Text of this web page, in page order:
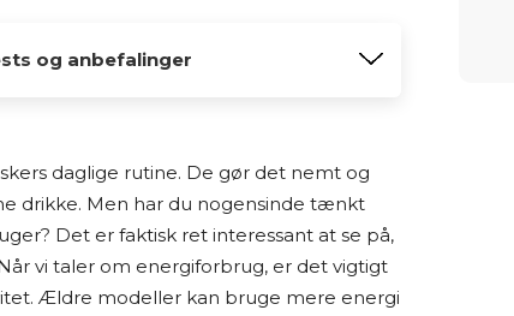
og anbefalinger
det bedste valg til hjemmet.
Mine “tests” og anbefalinger er baseret
producentoplysninger,
og andre offentligt
daglige rutine. De gør det nemt og
drikke. Men har du nogensinde tænkt
Det er faktisk ret interessant at se på,
vi taler om energiforbrug, er det vigtigt
Ældre modeller kan bruge mere energi